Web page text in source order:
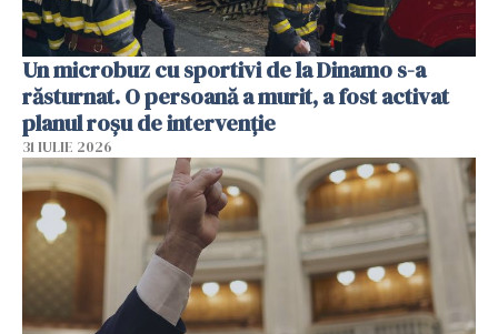
Un microbuz cu sportivi de la Dinamo s-a
răsturnat. O persoană a murit, a fost activat
planul roșu de intervenție
31 IULIE 2026